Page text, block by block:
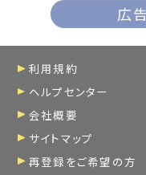
広
利用規約
ヘルプセンター
会社概要
サイトマップ
再登録をご希望の方